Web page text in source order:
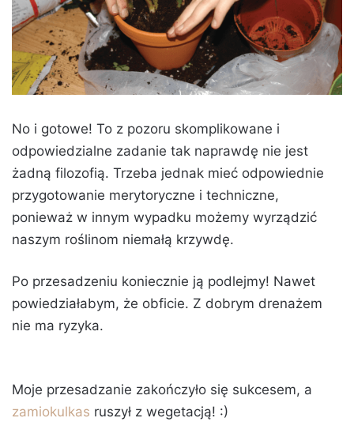
No i gotowe! To z pozoru skomplikowane i
odpowiedzialne zadanie tak naprawdę nie jest
żadną filozofią. Trzeba jednak mieć odpowiednie
przygotowanie merytoryczne i techniczne,
ponieważ w innym wypadku możemy wyrządzić
naszym roślinom niemałą krzywdę.
Po przesadzeniu koniecznie ją podlejmy! Nawet
powiedziałabym, że obficie. Z dobrym drenażem
nie ma ryzyka.
Moje przesadzanie zakończyło się sukcesem, a
zamiokulkas ruszył z wegetacją! :)